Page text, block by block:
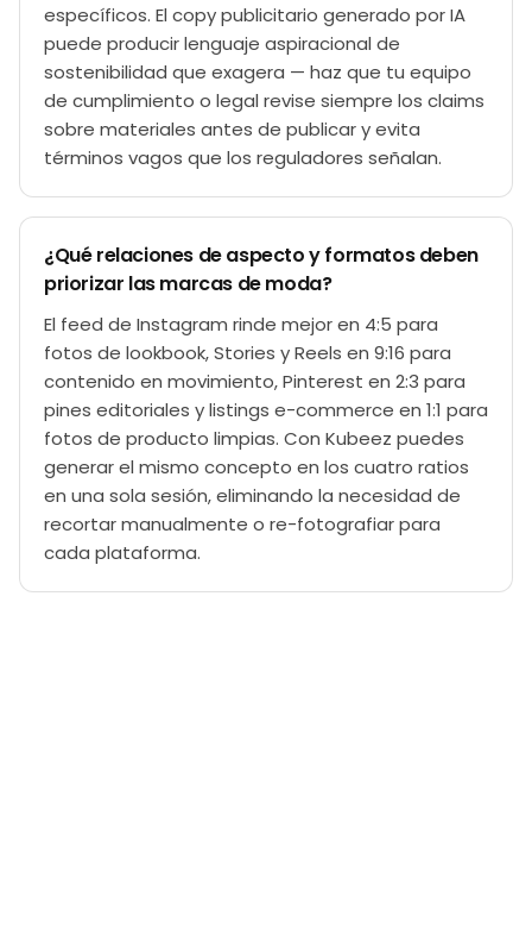
específicos. El copy publicitario generado por IA
puede producir lenguaje aspiracional de
sostenibilidad que exagera — haz que tu equipo
de cumplimiento o legal revise siempre los claims
sobre materiales antes de publicar y evita
términos vagos que los reguladores señalan.
¿Qué relaciones de aspecto y formatos deben
priorizar las marcas de moda?
El feed de Instagram rinde mejor en 4:5 para
fotos de lookbook, Stories y Reels en 9:16 para
contenido en movimiento, Pinterest en 2:3 para
pines editoriales y listings e-commerce en 1:1 para
fotos de producto limpias. Con Kubeez puedes
generar el mismo concepto en los cuatro ratios
en una sola sesión, eliminando la necesidad de
recortar manualmente o re-fotografiar para
cada plataforma.